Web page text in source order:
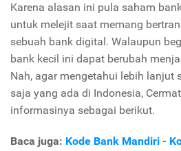
Karena alasan ini pula saham
untuk melejit saat memang
sebuah bank digital. Walaupun
bank kecil ini dapat berubah
Nah, agar mengetahui lebih lanjut
saja yang ada di Indonesia,
informasinya sebagai berikut.
Baca juga: Kode Bank Mandiri -